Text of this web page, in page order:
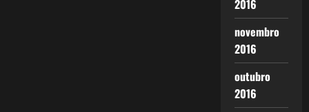
2016
novembro
2016
outubro
2016